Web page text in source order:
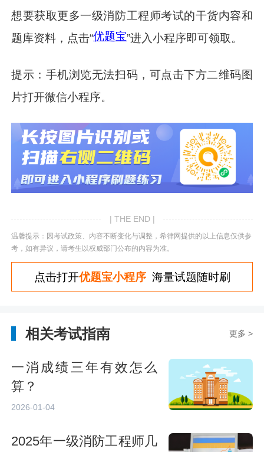
想要获取更多一级消防工程师考试的干货内容和
题库资料，点击“优题宝”进入小程序即可领取。
提示：手机浏览无法扫码，可点击下方二维码图
片打开微信小程序。
| THE END |
温馨提示：因考试政策、内容不断变化与调整，希律网提供的以上信息仅供参
考，如有异议，请考生以权威部门公布的内容为准。
点击打开优题宝小程序海量试题随时刷
相关考试指南 更多 >
一消成绩三年有效怎么
算？
2026-01-04
2025年一级消防工程师几